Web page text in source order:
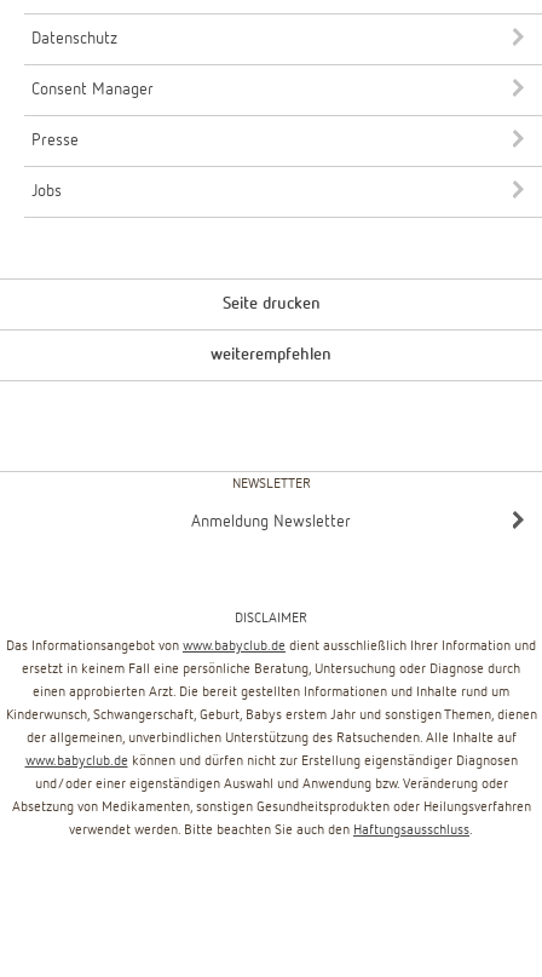
Datenschutz
Consent Manager
Presse
Jobs
Seite drucken
weiterempfehlen
NEWSLETTER
Anmeldung Newsletter
DISCLAIMER
Das Informationsangebot von www.babyclub.de dient ausschließlich Ihrer Information und
ersetzt in keinem Fall eine persönliche Beratung, Untersuchung oder Diagnose durch
einen approbierten Arzt. Die bereit gestellten Informationen und Inhalte rund um
Kinderwunsch, Schwangerschaft, Geburt, Babys erstem Jahr und sonstigen Themen, dienen
der allgemeinen, unverbindlichen Unterstützung des Ratsuchenden. Alle Inhalte auf
www.babyclub.de können und dürfen nicht zur Erstellung eigenständiger Diagnosen
und/oder einer eigenständigen Auswahl und Anwendung bzw. Veränderung oder
Absetzung von Medikamenten, sonstigen Gesundheitsprodukten oder Heilungsverfahren
verwendet werden. Bitte beachten Sie auch den Haftungsausschluss.